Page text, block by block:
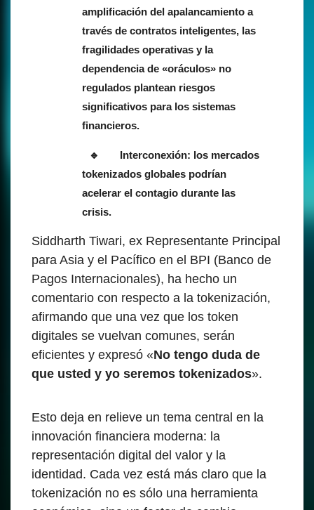
amplificación del apalancamiento a
través de contratos inteligentes, las
fragilidades operativas y la
dependencia de «oráculos» no
regulados plantean riesgos
significativos para los sistemas
financieros.
Interconexión: los mercados
tokenizados globales podrían
acelerar el contagio durante las
crisis.
Siddharth Tiwari, ex Representante Principal
para Asia y el Pacífico en el BPI (Banco de
Pagos Internacionales), ha hecho un
comentario con respecto a la tokenización,
afirmando que una vez que los token
digitales se vuelvan comunes, serán
eficientes y expresó «No tengo duda de
que usted y yo seremos tokenizados».
Esto deja en relieve un tema central en la
innovación financiera moderna: la
representación digital del valor y la
identidad. Cada vez está más claro que la
tokenización no es sólo una herramienta